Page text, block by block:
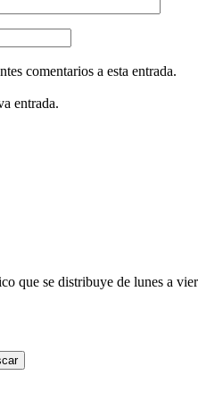
comentarios a esta entrada.
entrada.
que se distribuye de lunes a